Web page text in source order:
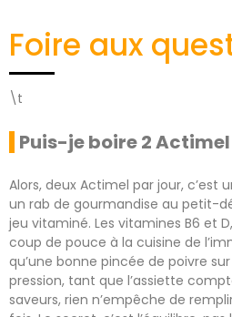
Foire aux
\t
Puis-je boire 2
Alors, deux Actimel par jour, c’est
un rab de gourmandise au petit-
jeu vitaminé. Les vitamines B6 et
coup de pouce à la cuisine de
qu’une bonne pincée de poivre
pression, tant que l’assiette
saveurs, rien n’empêche de